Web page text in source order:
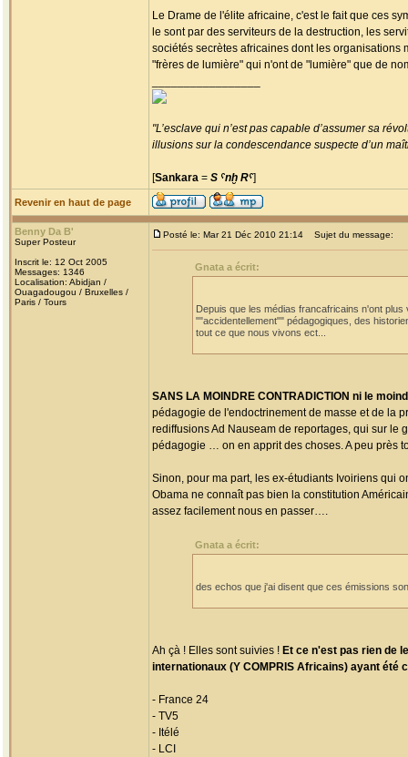
Le Drame de l'élite africaine, c'est le fait que ces
le sont par des serviteurs de la destruction, les
sociétés secrètes africaines dont les
"frères de lumière" qui n'ont de "lumière" que de
"L’esclave qui n’est pas capable d’assumer sa
illusions sur la condescendance suspecte d’un
[Sankara = S ˁnḫ Rˁ]
Revenir en haut de page
Benny Da B'
Super Posteur
Inscrit le: 12 Oct 2005
Messages: 1346
Localisation: Abidjan /
Ouagadougou / Bruxelles /
Paris / Tours
Posté le: Mar 21 Déc 2010 21:14 Sujet du message:
Gnata a écrit:
Depuis que les médias francafricains n'ont
""accidentellement"" pédagogiques, des
tout ce que nous vivons ect...
SANS LA MOINDRE CONTRADICTION ni le
pédagogie de l'endoctrinement de masse et de la
rediffusions Ad Nauseam de reportages, qui sur
pédagogie … on en apprit des choses. A peu près
Sinon, pour ma part, les ex-étudiants Ivoiriens qui
Obama ne connaît pas bien la constitution
assez facilement nous en passer….
Gnata a écrit:
des echos que j'ai disent que ces émissions
Ah çà ! Elles sont suivies ! Et ce n'est pas rien de
internationaux (Y COMPRIS Africains) ayant été
- France 24
- TV5
- Itélé
- LCI